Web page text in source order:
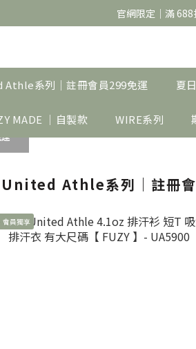
官網限定｜滿
官網限定｜滿
官網限定｜滿
系列｜註冊會員299免運 夏
MADE ｜自製款 WIRE系列
Athle系列｜註冊
會員獨享